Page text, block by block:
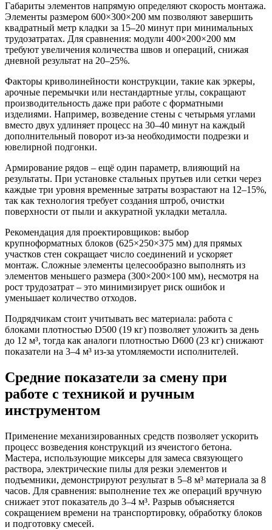
Габариты элементов напрямую определяют скорость монтажа.
Элементы размером 600×300×200 мм позволяют завершить
квадратный метр кладки за 15–20 минут при минимальных
трудозатратах. Для сравнения: модули 400×200×200 мм
требуют увеличения количества швов и операций, снижая
дневной результат на 20–25%.
Факторы криволинейности конструкции, такие как эркеры,
арочные перемычки или нестандартные углы, сокращают
производительность даже при работе с форматными
изделиями. Например, возведение стены с четырьмя углами
вместо двух удлиняет процесс на 30–40 минут на каждый
дополнительный поворот из-за необходимости подрезки и
ювелирной подгонки.
Армирование рядов – ещё один параметр, влияющий на
результаты. При установке стальных прутьев или сетки через
каждые три уровня временные затраты возрастают на 12–15%,
так как технология требует создания штроб, очистки
поверхности от пыли и аккуратной укладки металла.
Рекомендация для проектировщиков: выбор
крупноформатных блоков (625×250×375 мм) для прямых
участков стен сокращает число соединений и ускоряет
монтаж. Сложные элементы целесообразно выполнять из
элементов меньшего размера (300×200×100 мм), несмотря на
рост трудозатрат – это минимизирует риск ошибок и
уменьшает количество отходов.
Подрядчикам стоит учитывать вес материала: работа с
блоками плотностью D500 (19 кг) позволяет уложить за день
до 12 м³, тогда как аналоги плотностью D600 (23 кг) снижают
показатели на 3–4 м³ из-за утомляемости исполнителей.
Средние показатели за смену при
работе с техникой и ручным
инструментом
Применение механизированных средств позволяет ускорить
процесс возведения конструкций из ячеистого бетона.
Мастера, использующие миксеры для замеса связующего
раствора, электрические пилы для резки элементов и
подъемники, демонстрируют результат в 5–8 м³ материала за 8
часов. Для сравнения: выполнение тех же операций вручную
снижает этот показатель до 3–4 м³. Разрыв объясняется
сокращением времени на транспортировку, обработку блоков
и подготовку смесей.